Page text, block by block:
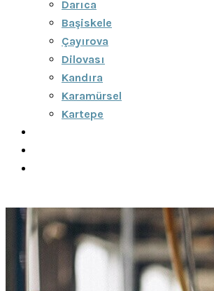
Darıca
Başiskele
Çayırova
Dilovası
Kandıra
Karamürsel
Kartepe